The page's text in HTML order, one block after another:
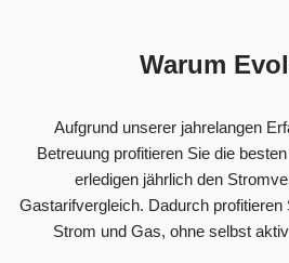
Warum
Aufgrund unserer jahrelangen
Betreuung profitieren Sie die
erledigen jährlich den
Gastarifvergleich. Dadurch profitieren
Strom und Gas, ohne selbst